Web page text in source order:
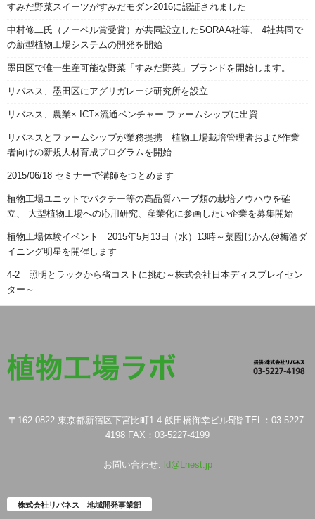
すみだ野菜スイーツがすみだモダン2016に認証されました
中村修二氏（ノーベル賞受賞）が共同設立したSORAA社等、 4社共同で
の新型植物工場システムの開発を開始
墨田区で唯一生産可能な野菜「すみだ野菜」ブランドを開始します。
リバネス、墨田区にアグリガレージ研究所を設立
リバネス、農業× ICT×流通ベンチャー ファームシップに出資
リバネスとファームシップが業務提携 植物工場栽培管理者および作業
者向けの新規人材育成プログラムを開始
2015/06/18 セミナーで講師をつとめます
植物工場ユニットでパクチー等の高品質ハーブ類の栽培ノウハウを確
立、 大型植物工場への応用研究、産業化に参画したい企業を募集開始
植物工場体験イベント 2015年5月13日（水）13時～菜園じかん@梅酒ダ
イニング明星を開催します
4-2 照明とラックから省コストに挑む～株式会社日本ディスプレイセン
ター～
〒162-0822 東京都新宿区下宮比町1-4 飯田橋御幸ビル5階 TEL：03-5227-
4198 FAX：03-5227-4199
お問い合わせ: ld@Lnest.jp
株式会社リバネス 地域開発事業部